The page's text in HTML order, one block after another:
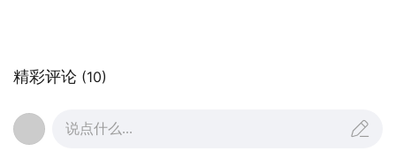
精彩评论 (10)
说点什么...